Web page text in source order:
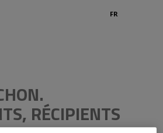
FR
RÉCIPIENTS